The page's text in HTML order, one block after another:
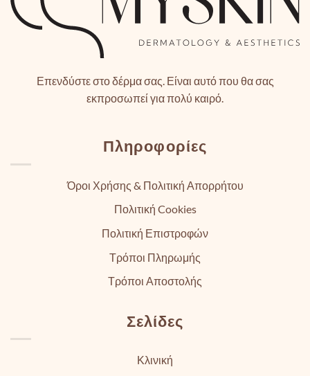
Επενδύστε στο δέρμα σας. Είναι αυτό που θα σας
εκπροσωπεί για πολύ καιρό.
Πληροφορίες
Όροι Χρήσης & Πολιτική Απορρήτου
Πολιτική Cookies
Πολιτική Επιστροφών
Τρόποι Πληρωμής
Τρόποι Αποστολής
Σελίδες
Κλινική